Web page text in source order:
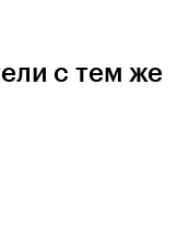
с тем же